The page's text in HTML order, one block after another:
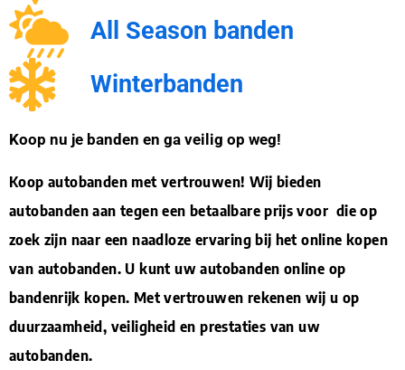
All Season banden
Winterbanden
Koop nu je banden en ga veilig op weg!
Koop autobanden met vertrouwen! Wij bieden
autobanden aan tegen een betaalbare prijs voor die op
zoek zijn naar een naadloze ervaring bij het online kopen
van autobanden. U kunt uw autobanden online op
bandenrijk kopen. Met vertrouwen rekenen wij u op
duurzaamheid, veiligheid en prestaties van uw
autobanden.